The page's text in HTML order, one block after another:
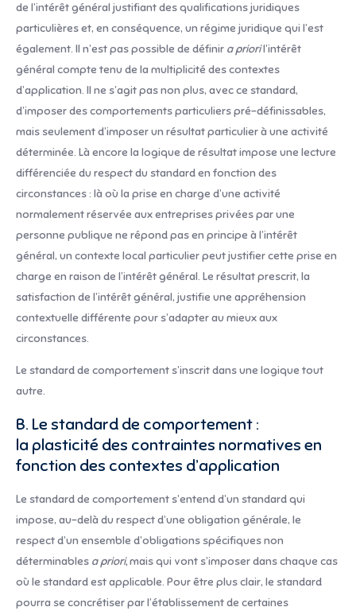
de l’intérêt général justifiant des qualifications juridiques
particulières et, en conséquence, un régime juridique qui l’est
également. Il n’est pas possible de définir a prioril’intérêt
général compte tenu de la multiplicité des contextes
d’application. Il ne s’agit pas non plus, avec ce standard,
d’imposer des comportements particuliers pré-définissables,
mais seulement d’imposer un résultat particulier à une activité
déterminée. Là encore la logique de résultat impose une lecture
différenciée du respect du standard en fonction des
circonstances : là où la prise en charge d’une activité
normalement réservée aux entreprises privées par une
personne publique ne répond pas en principe à l’intérêt
général, un contexte local particulier peut justifier cette prise en
charge en raison de l’intérêt général. Le résultat prescrit, la
satisfaction de l’intérêt général, justifie une appréhension
contextuelle différente pour s’adapter au mieux aux
circonstances.
Le standard de comportement s’inscrit dans une logique tout
autre.
B. Le standard de comportement :
la plasticité des contraintes normatives en
fonction des contextes d’application
Le standard de comportement s’entend d’un standard qui
impose, au-delà du respect d’une obligation générale, le
respect d’un ensemble d’obligations spécifiques non
déterminables a priori,mais qui vont s’imposer dans chaque cas
où le standard est applicable. Pour être plus clair, le standard
pourra se concrétiser par l’établissement de certaines